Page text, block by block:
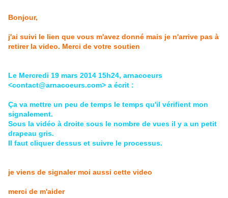
Bonjour,
j'ai suivi le lien que vous m'avez donné mais je n'arrive pas à
retirer la video. Merci de votre soutien
Le Mercredi 19 mars 2014 15h24, arnacoeurs
<contact@arnacoeurs.com> a écrit :
Ça va mettre un peu de temps le temps qu'il vérifient mon
signalement.
Sous la vidéo à droite sous le nombre de vues il y a un petit
drapeau gris.
Il faut cliquer dessus et suivre le processus.
je viens de signaler moi aussi cette video
merci de m'aider